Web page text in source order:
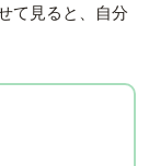
て見ると、自分